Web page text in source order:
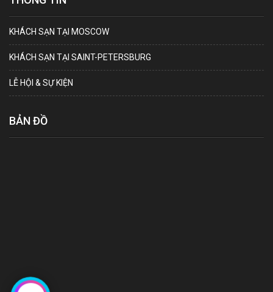
KHÁCH SẠN TẠI MOSCOW
KHÁCH SẠN TẠI SAINT-PETERSBURG
LỄ HỘI & SỰ KIỆN
BẢN ĐỒ